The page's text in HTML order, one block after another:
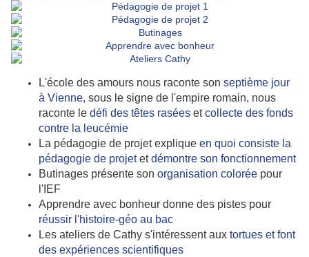
L'école des amours nous raconte son septième jour
à Vienne, sous le signe de l'empire romain, nous
raconte le défi des têtes rasées etcollecte des fonds
contre la leucémie
La pédagogie de projet explique en quoi consiste la
pédagogie de projetetdémontre son fonctionnement
Butinages présente son organisation colorée pour
l'IEF
Apprendre avec bonheur donne des pistes pour
réussir l'histoire-géo au bac
Les ateliers de Cathy s'intéressent aux tortues et font
des expériences scientifiques